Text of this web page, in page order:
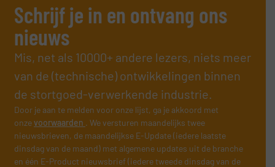
Schrijf je in en ontvang ons
nieuws
Mis, net als 10000+ andere lezers, niets meer
van de (technische) ontwikkelingen binnen
de stortgoed-verwerkende industrie.
Door je aan te melden voor onze lijst, ga je akkoord met
onzevoorwaarden . We versturen maandelijks twee
nieuwsbrieven, de maandelijkse E-Update (iedere laatste
dinsdag van de maand) met algemene updates uit de branche
en één E-Product nieuwsbrief (iedere tweede dinsdag van de